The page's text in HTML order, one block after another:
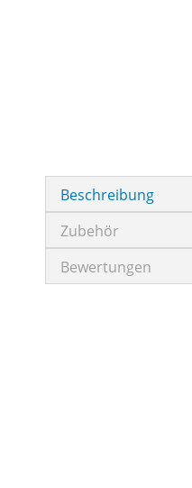
Beschreibung
Zubehör
Bewertungen